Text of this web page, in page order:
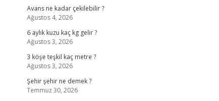
Avans ne kadar çekilebilir ?
Ağustos 4, 2026
6 aylık kuzu kaç kg gelir ?
Ağustos 3, 2026
3 köşe teşkil kaç metre ?
Ağustos 3, 2026
Şehir şehir ne demek ?
Temmuz 30, 2026